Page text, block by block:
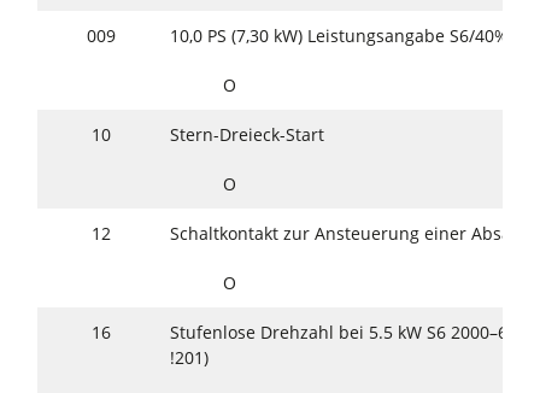
009 10,0 PS (7,30 kW) Leistungsangabe S6/40%*
O
10 Stern-Dreieck-Start
O
12 Schaltkontakt zur Ansteuerung einer
O
16
Stufenlose Drehzahl bei 5.5 kW S6
!201)